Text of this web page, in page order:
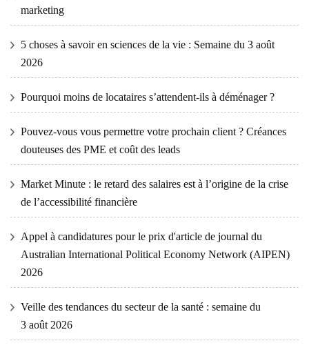
marketing
5 choses à savoir en sciences de la vie : Semaine du 3 août
2026
Pourquoi moins de locataires s’attendent-ils à déménager ?
Pouvez-vous vous permettre votre prochain client ? Créances
douteuses des PME et coût des leads
Market Minute : le retard des salaires est à l’origine de la crise
de l’accessibilité financière
Appel à candidatures pour le prix d'article de journal du
Australian International Political Economy Network (AIPEN)
2026
Veille des tendances du secteur de la santé : semaine du
3 août 2026